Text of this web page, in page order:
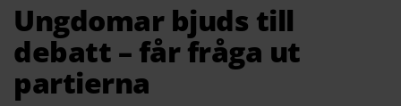
Ungdomar bjuds till
debatt – får fråga ut
partierna